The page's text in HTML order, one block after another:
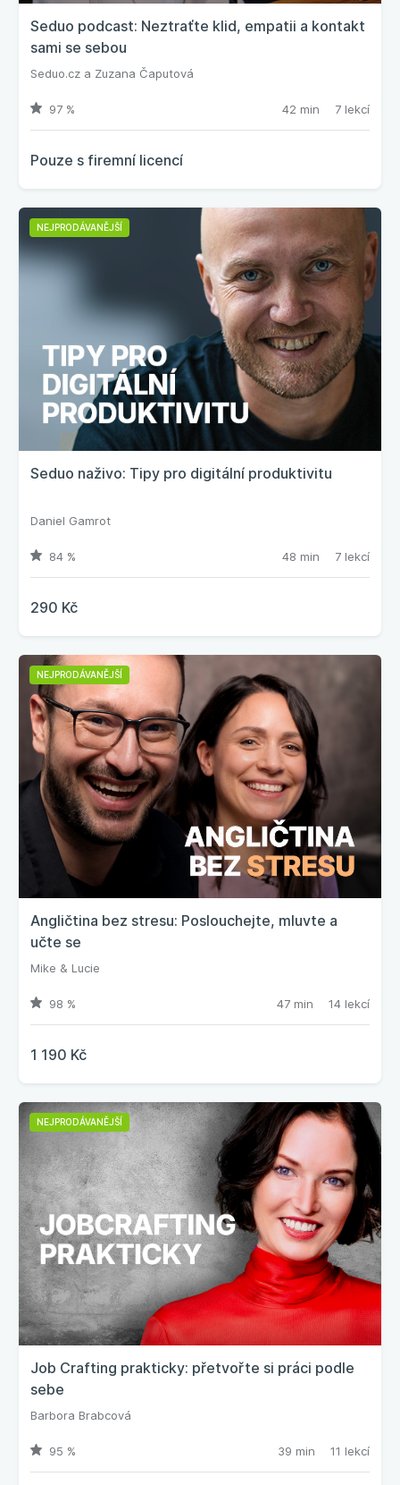
Seduo podcast: Neztraťte klid, empatii a kontakt
sami se sebou
Seduo.cz a Zuzana Čaputová
97 % 42 min 7 lekcí
Pouze s firemní licencí
NEJPRODÁVANĚJŠÍ
Seduo naživo: Tipy pro digitální produktivitu
Daniel Gamrot
84 % 48 min 7 lekcí
290 Kč
NEJPRODÁVANĚJŠÍ
Angličtina bez stresu: Poslouchejte, mluvte a
učte se
Mike & Lucie
98 % 47 min 14 lekcí
1 190 Kč
NEJPRODÁVANĚJŠÍ
Job Crafting prakticky: přetvořte si práci podle
sebe
Barbora Brabcová
95 % 39 min 11 lekcí